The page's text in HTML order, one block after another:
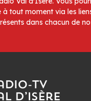
à tout moment via les
dans chacun de